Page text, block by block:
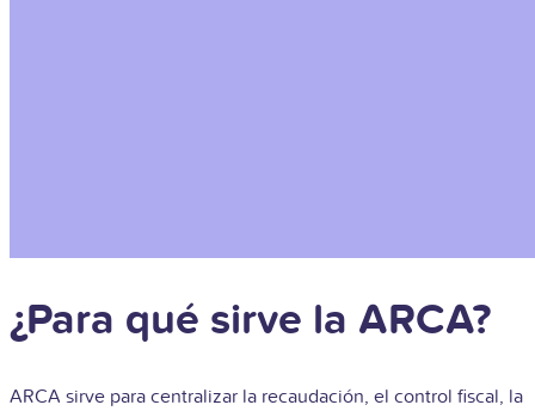
¿Para qué sirve la ARCA?
ARCA sirve para centralizar la recaudación, el control fiscal, la